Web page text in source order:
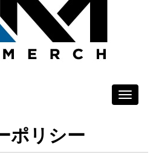
Toggle
ポリシー